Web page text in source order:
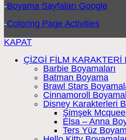
-Boyama Sayfaları Google
-Coloring Page Activities
KAPAT
ÇİZGİ FİLM KARAKTERİ
Barbie Boyamaları
Batman Boyama
Brawl Stars
Cinnamoroll
Disney Karakterleri
Şimşek
Elsa – Anna
Ters Yüz